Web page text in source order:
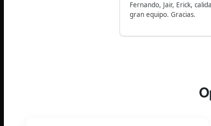
Fernando, Jair, Erick, calidad
gran equipo. Gracias.